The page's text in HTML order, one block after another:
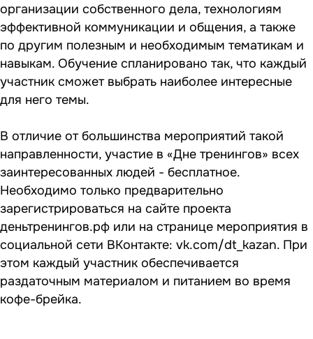
организации собственного дела, технологиям
эффективной коммуникации и общения, а также
по другим полезным и необходимым тематикам и
навыкам. Обучение спланировано так, что каждый
участник сможет выбрать наиболее интересные
для него темы.
В отличие от большинства мероприятий такой
направленности, участие в «Дне тренингов» всех
заинтересованных людей - бесплатное.
Необходимо только предварительно
зарегистрироваться на сайте проекта
деньтренингов.рф или на странице мероприятия в
социальной сети ВКонтакте: vk.com/dt_kazan. При
этом каждый участник обеспечивается
раздаточным материалом и питанием во время
кофе-брейка.